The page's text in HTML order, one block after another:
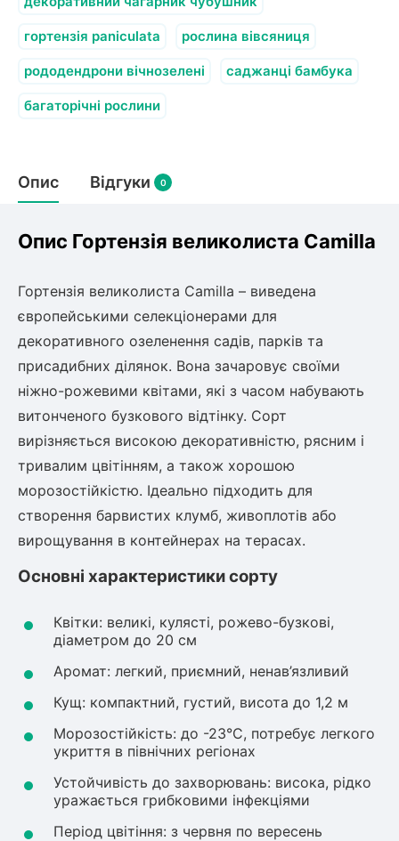
Оливкове Дерево
Мирт
Інжирний персик
Нектарин
Алича
Айва
Хурма
Шовковиця
Абрикос
Обліпиха
Кизил
Диплоидная слива
Азіатська груша
Смородина
Агрус
Актинідія
Ірга
Ківі
Тамарикс
Вейгела
Пухироплідник
Спірея
Дерен
Штамбові троянди
Бузок
Жасмин (Чубушник)
Будлея
Лавровишня
Бобовник (Жерновець)
Калина
Піраканта
Бузина
Багаторічні рослини
М'ята
Лаванда
Бамбук
Очиток (седум)
Вівсяниця
Барвінок
Чемерник (морозник)
Рослини що в'ються
Кріплення агроволокна (агротканини)
Сітка затіняюча
Садова техніка
Рубальні машини
Картоплекопалки
Навантажувачі
гортензія paniculata рослина вівсяниця
рододендрони вічнозелені саджанці бамбука
багаторічні рослини
Опис Відгуки 0
Опис Гортензія великолиста Camilla
Гортензія великолиста Camilla – виведена
європейськими селекціонерами для
декоративного озеленення садів, парків та
присадибних ділянок. Вона зачаровує своїми
ніжно-рожевими квітами, які з часом набувають
витонченого бузкового відтінку. Сорт
вирізняється високою декоративністю, рясним і
тривалим цвітінням, а також хорошою
морозостійкістю. Ідеально підходить для
створення барвистих клумб, живоплотів або
вирощування в контейнерах на терасах.
Основні характеристики сорту
Квітки: великі, кулясті, рожево-бузкові,
діаметром до 20 см
Аромат: легкий, приємний, ненав’язливий
Кущ: компактний, густий, висота до 1,2 м
Морозостійкість: до -23°C, потребує легкого
укриття в північних регіонах
Устойчивість до захворювань: висока, рідко
уражається грибковими інфекціями
Період цвітіння: з червня по вересень